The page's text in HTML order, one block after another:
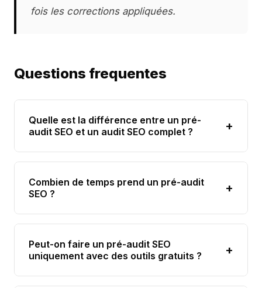
fois les corrections appliquées.
Questions frequentes
Quelle est la différence entre un pré-
audit SEO et un audit SEO complet ?
+
Combien de temps prend un pré-audit
SEO ?
+
Peut-on faire un pré-audit SEO
uniquement avec des outils gratuits ?
+